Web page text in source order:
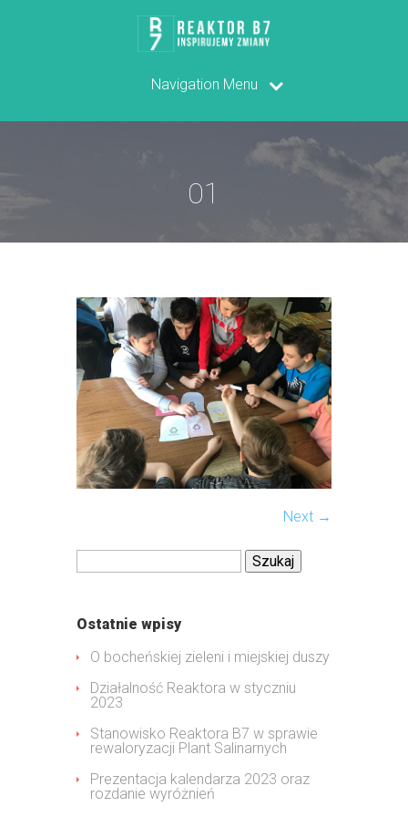
Navigation Menu
01
Next →
Szukaj:
Ostatnie wpisy
O bocheńskiej zieleni i miejskiej duszy
Działalność Reaktora w styczniu
2023
Stanowisko Reaktora B7 w sprawie
rewaloryzacji Plant Salinarnych
Prezentacja kalendarza 2023 oraz
rozdanie wyróżnień